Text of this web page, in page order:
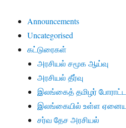
Announcements
Uncategorised
கட்டுரைகள்
அரசியல் சமூக ஆய்வு
அரசியல் தீர்வு
இலங்கைத் தமிழர்
இலங்கையில் உள்ள ஏனைய
சர்வ தேச அரசியல்